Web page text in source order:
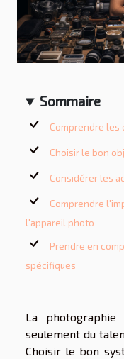
Sommaire
Comprendre
Choisir le bon
Considérer les
Comprendre
l'appareil photo
Prendre en
spécifiques
La
seulement du
Choisir le bon